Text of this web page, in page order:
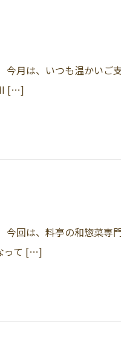
月は、いつも温かいご
[…]
回は、料亭の和惣菜専
って […]